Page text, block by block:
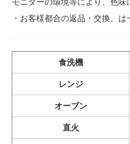
・お客様都合の返品・交換、は
食洗機
レンジ
オーブン
直火